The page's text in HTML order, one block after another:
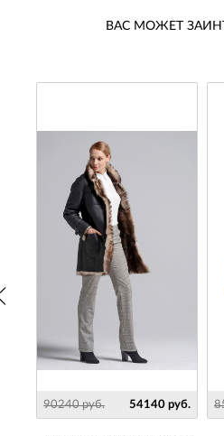
ВАС МОЖЕТ
90240 руб. 54140 руб.